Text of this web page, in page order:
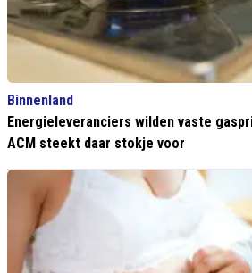
Binnenland
Energieleveranciers wilden vaste
ACM steekt daar stokje voor